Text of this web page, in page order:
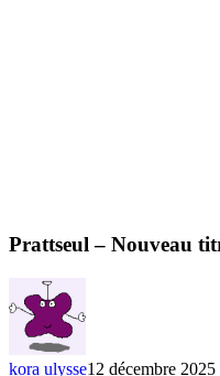
Prattseul – Nouveau
kora ulysse12 décembre 2025